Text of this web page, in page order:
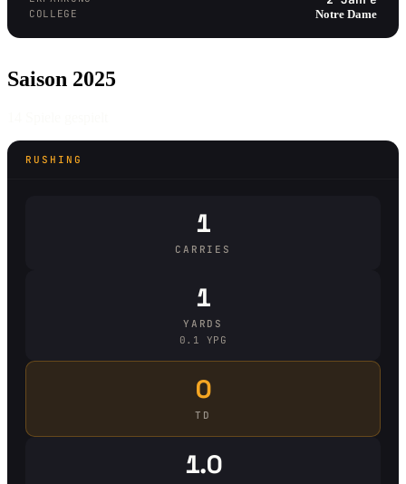
COLLEGE Notre Dame
Saison 2025
RUSHING
1
CARRIES
1
YARDS
0.1 YPG
0
TD
1.0